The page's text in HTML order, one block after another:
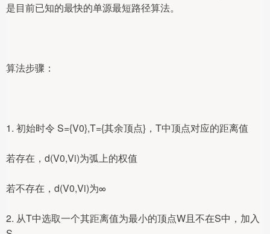
是目前已知的最快的单源最短路径算法。
算法步骤：
1. 初始时令 S={V0},T={其余顶点}，T中顶点对应的距离值
若存在，d(V0,Vi)为弧上的权值
若不存在，d(V0,Vi)为∞
2. 从T中选取一个其距离值为最小的顶点W且不在S中，加入